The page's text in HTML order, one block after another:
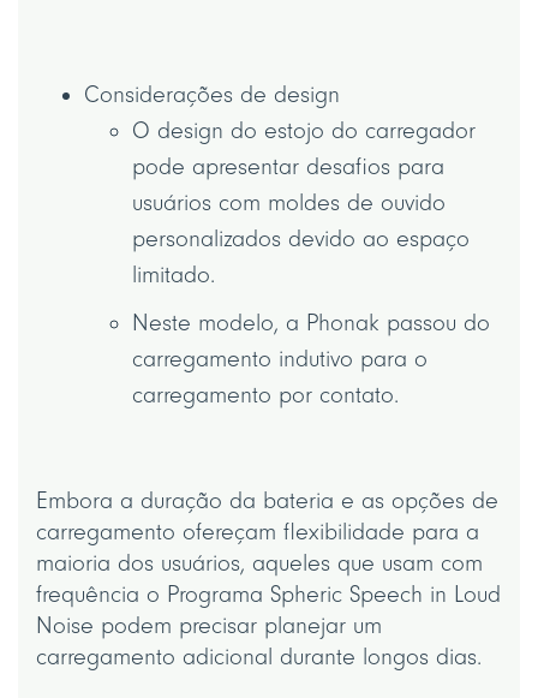
Considerações de design
O design do estojo do carregador
pode apresentar desafios para
usuários com moldes de ouvido
personalizados devido ao espaço
limitado.
Neste modelo, a Phonak passou do
carregamento indutivo para o
carregamento por contato.
Embora a duração da bateria e as opções de
carregamento ofereçam flexibilidade para a
maioria dos usuários, aqueles que usam com
frequência o Programa Spheric Speech in Loud
Noise podem precisar planejar um
carregamento adicional durante longos dias.